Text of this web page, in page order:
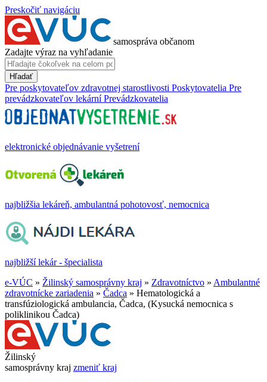
Preskočiť navigáciu
samospráva občanom
Zadajte výraz na vyhľadanie
Hľadať
Pre poskytovateľov zdravotnej starostlivosti Poskytovatelia Pre
prevádzkovateľov lekární Prevádzkovatelia
elektronické objednávanie vyšetrení
najbližšia lekáreň, ambulantná pohotovosť, nemocnica
najbližší lekár - špecialista
e-VÚC » Žilinský samosprávny kraj » Zdravotníctvo » Ambulantné
zdravotnícke zariadenia » Čadca » Hematologická a
transfúziologická ambulancia, Čadca, (Kysucká nemocnica s
poliklinikou Čadca)
Žilinský
samosprávny kraj zmeniť kraj